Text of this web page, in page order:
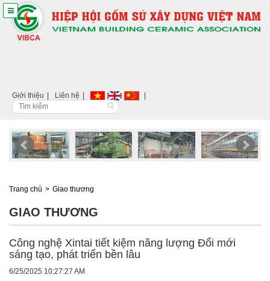
Giới thiệu Liên hệ
Trang chủ Giao thương
GIAO THƯƠNG
Công nghệ Xintai tiết kiệm năng lượng Đổi mới
sáng tạo, phát triển bền lâu
6/25/2025 10:27:27 AM